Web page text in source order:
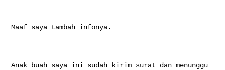
Maaf saya tambah infonya.
Anak buah saya ini sudah kirim surat dan menunggu